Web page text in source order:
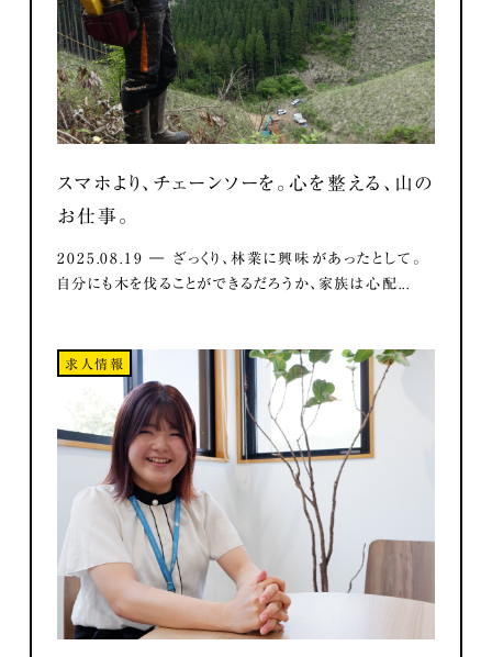
スマホより、チェーンソーを。心を整える、山の
お仕事。
2025.08.19 ― ざっくり、林業に興味があったとして。
自分にも木を伐ることができるだろうか、家族は心配...
求人情報